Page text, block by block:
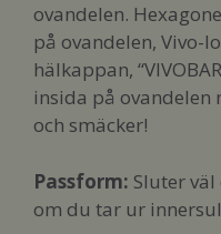
ovandelen.
på ovandelen, Vivo-
hälkappan,
insida på ovandelen
och smäcker!
Passform: Sluter
om du tar ur